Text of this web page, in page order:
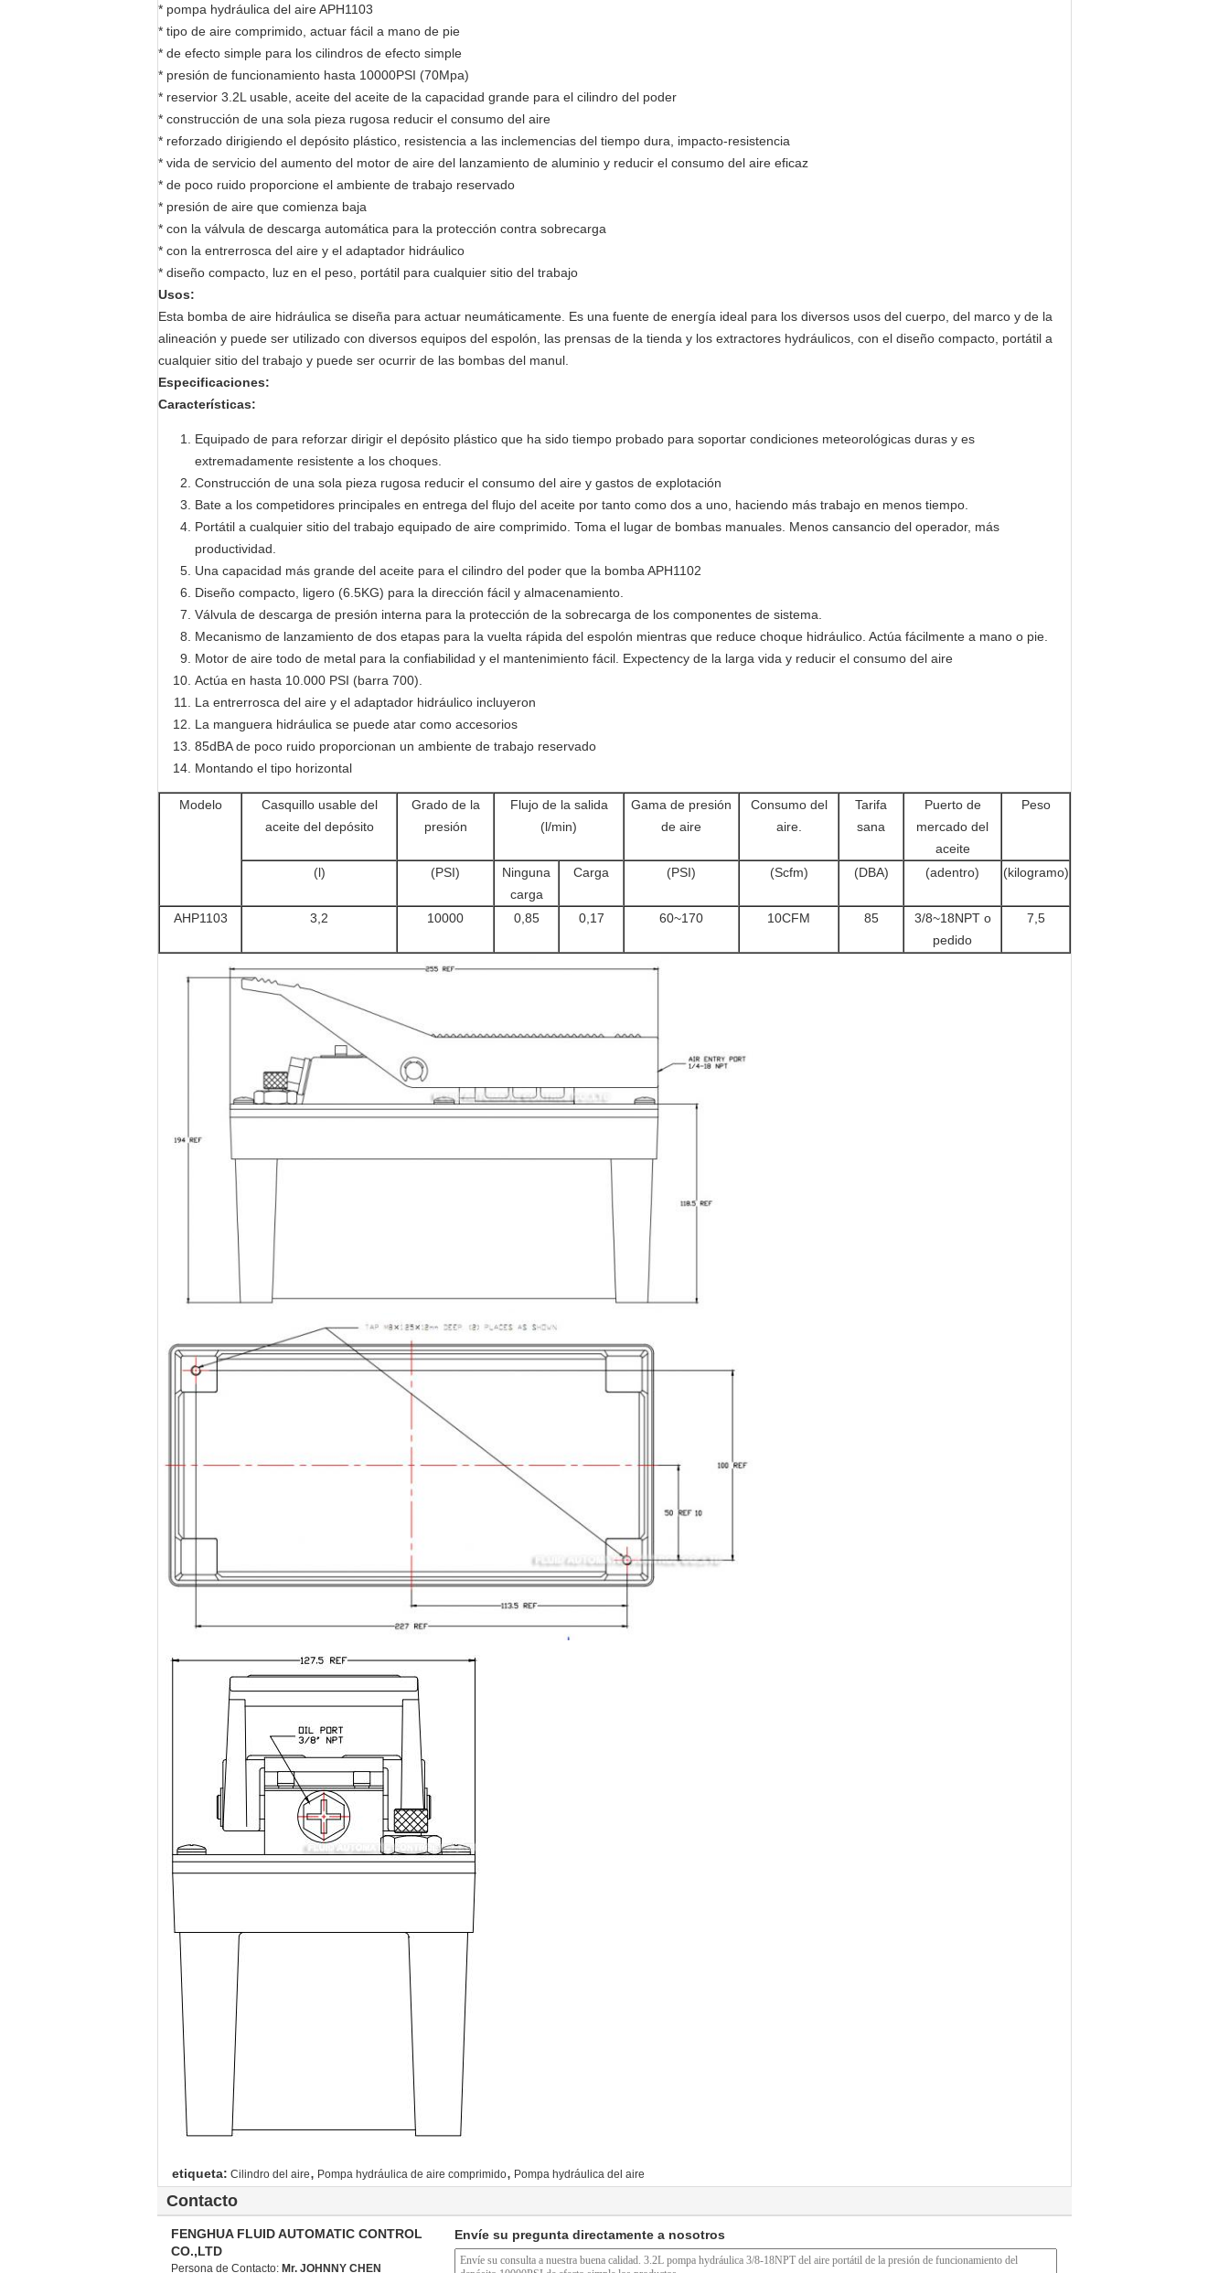
* pompa hydráulica del aire APH1103
* tipo de aire comprimido, actuar fácil a mano de pie
* de efecto simple para los cilindros de efecto simple
* presión de funcionamiento hasta 10000PSI (70Mpa)
* reservior 3.2L usable, aceite del aceite de la capacidad grande para el cilindro del poder
* construcción de una sola pieza rugosa reducir el consumo del aire
* reforzado dirigiendo el depósito plástico, resistencia a las inclemencias del tiempo dura, impacto-resistencia
* vida de servicio del aumento del motor de aire del lanzamiento de aluminio y reducir el consumo del aire eficaz
* de poco ruido proporcione el ambiente de trabajo reservado
* presión de aire que comienza baja
* con la válvula de descarga automática para la protección contra sobrecarga
* con la entrerrosca del aire y el adaptador hidráulico
* diseño compacto, luz en el peso, portátil para cualquier sitio del trabajo
Usos:
Esta bomba de aire hidráulica se diseña para actuar neumáticamente. Es una fuente de energía ideal para los diversos usos del cuerpo, del marco y de la
alineación y puede ser utilizado con diversos equipos del espolón, las prensas de la tienda y los extractores hydráulicos, con el diseño compacto, portátil a
cualquier sitio del trabajo y puede ser ocurrir de las bombas del manul.
Especificaciones:
Características:
Equipado de para reforzar dirigir el depósito plástico que ha sido tiempo probado para soportar condiciones meteorológicas duras y es
extremadamente resistente a los choques.
Construcción de una sola pieza rugosa reducir el consumo del aire y gastos de explotación
Bate a los competidores principales en entrega del flujo del aceite por tanto como dos a uno, haciendo más trabajo en menos tiempo.
Portátil a cualquier sitio del trabajo equipado de aire comprimido. Toma el lugar de bombas manuales. Menos cansancio del operador, más
productividad.
Una capacidad más grande del aceite para el cilindro del poder que la bomba APH1102
Diseño compacto, ligero (6.5KG) para la dirección fácil y almacenamiento.
Válvula de descarga de presión interna para la protección de la sobrecarga de los componentes de sistema.
Mecanismo de lanzamiento de dos etapas para la vuelta rápida del espolón mientras que reduce choque hidráulico. Actúa fácilmente a mano o pie.
Motor de aire todo de metal para la confiabilidad y el mantenimiento fácil. Expectency de la larga vida y reducir el consumo del aire
Actúa en hasta 10.000 PSI (barra 700).
La entrerrosca del aire y el adaptador hidráulico incluyeron
La manguera hidráulica se puede atar como accesorios
85dBA de poco ruido proporcionan un ambiente de trabajo reservado
Montando el tipo horizontal
Modelo
Casquillo usable del
aceite del depósito
Grado de la
presión
Flujo de la salida
(l/min)
Gama de presión
de aire
Consumo del
aire.
Tarifa
sana
Puerto de
mercado del
aceite
Peso
(l) (PSI)
Ninguna
carga
Carga (PSI) (Scfm) (DBA) (adentro) (kilogramo)
AHP1103 3,2 10000 0,85 0,17 60~170 10CFM 85
3/8~18NPT o
pedido
7,5
etiqueta: Cilindro del aire, Pompa hydráulica de aire comprimido, Pompa hydráulica del aire
Contacto
FENGHUA FLUID AUTOMATIC CONTROL
CO.,LTD
Persona de Contacto: Mr. JOHNNY CHEN
Envíe su pregunta directamente a nosotros